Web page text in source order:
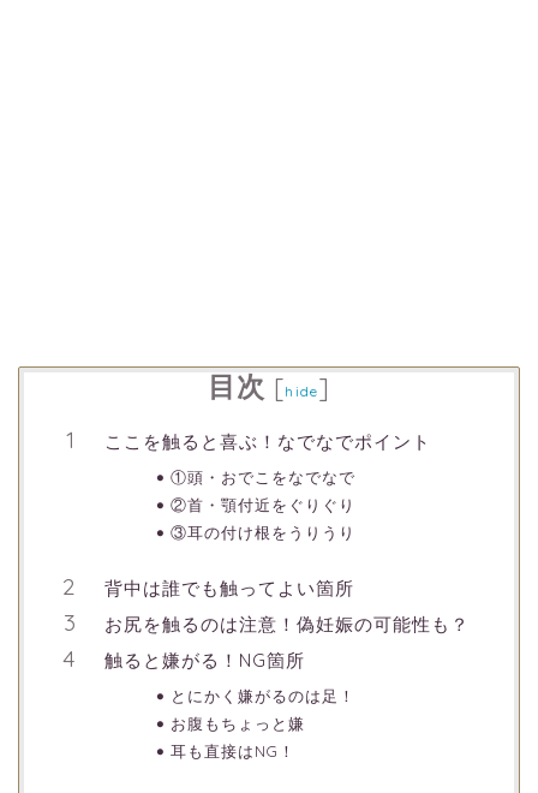
目次 [hide]
ここを触ると喜ぶ！なでなでポイント
①頭・おでこをなでなで
②首・顎付近をぐりぐり
③耳の付け根をうりうり
背中は誰でも触ってよい箇所
お尻を触るのは注意！偽妊娠の可能性も？
触ると嫌がる！NG箇所
とにかく嫌がるのは足！
お腹もちょっと嫌
耳も直接はNG！